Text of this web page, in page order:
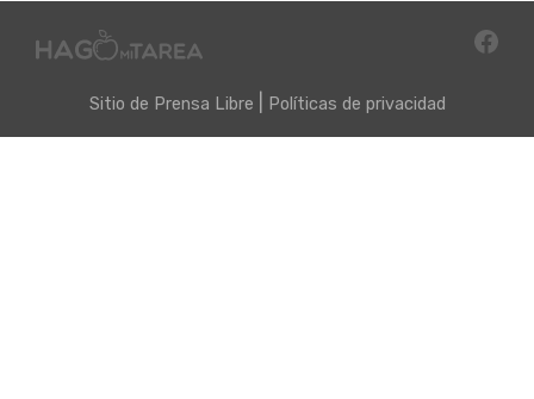
Sitio de Prensa Libre Políticas de privacidad